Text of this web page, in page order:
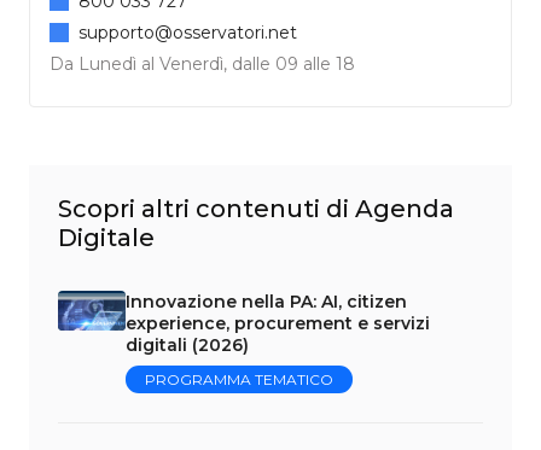
Da Lunedì al Venerdì, dalle 09 alle 18
supporto@osservatori.net
Scopri altri contenuti di Agenda
Digitale
Innovazione nella PA: AI, citizen
experience, procurement e servizi
digitali (2026)
PROGRAMMA TEMATICO